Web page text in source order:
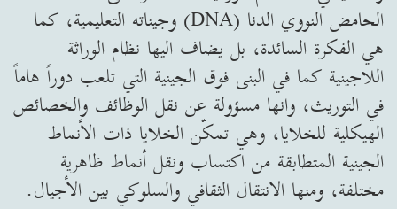
الحامض النووي الدنا (DNA) وجيناته التعليمية، كما
هي الفكرة السائدة، بل يضاف اليها نظام الوراثة
اللاجينية كما في البنى فوق الجينية التي تلعب دوراً هاماً
في التوريث، وانها مسؤولة عن نقل الوظائف والخصائص
الهيكلية للخلايا، وهي تمكّن الخلايا ذات الأنماط
الجينية المتطابقة من اكتساب ونقل أنماط ظاهرية
مختلفة، ومنها الانتقال الثقافي والسلوكي بين الأجيال.